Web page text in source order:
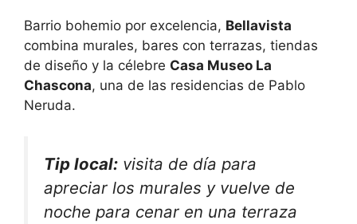
Barrio bohemio por excelencia, Bellavista
combina murales, bares con terrazas, tiendas
de diseño y la célebre Casa Museo La
Chascona, una de las residencias de Pablo
Neruda.
Tip local: visita de día para
apreciar los murales y vuelve de
noche para cenar en una terraza